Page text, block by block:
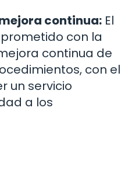
continua: El
con la
continua de
con el
un servicio
a los